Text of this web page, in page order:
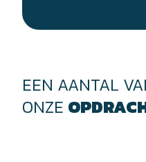
EEN AANTAL
ONZE